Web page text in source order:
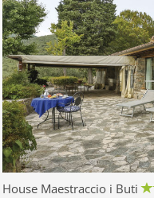
House Maestraccio i Buti